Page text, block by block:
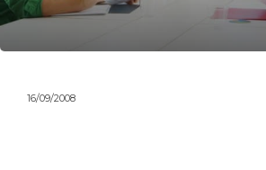
16/09/2008